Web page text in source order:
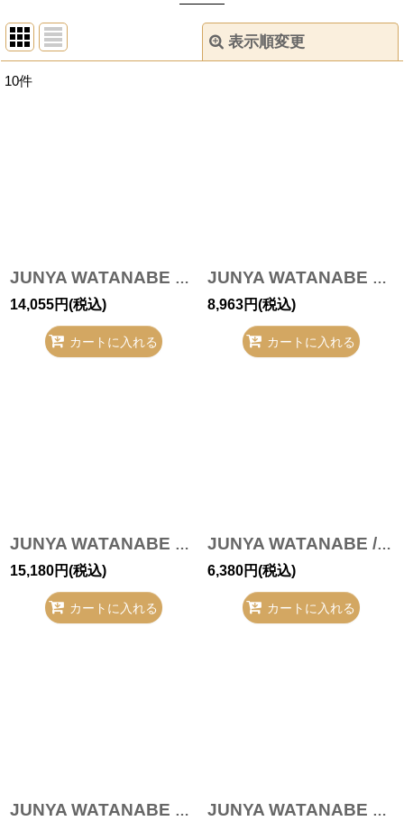
表示順変更
10件
JUNYA WATANABE MAN COMME des GARCONS MAN / 綿エステルデニム T-20-11-27-029-JY-pa-OD-ZH
14,055円(税込)
カートに入れる
JUNYA WATANABE MAN / チノパンツ T-20-09-26-027-JY-pa-OD-ZH
8,963円(税込)
カートに入れる
JUNYA WATANABE COMME des GARCONS ハラコスリッポン T-22-03-31-030-JY-sh-IN-ZH
15,180円(税込)
カートに入れる
JUNYA WATANABE /コラボスニーカー T-21-02-19-018-JY-gd-OD-ZH
6,380円(税込)
カートに入れる
JUNYA WATANABE MAN ボーダーTシャツ 20-09-13-1022-1-TS-JY-OD-ZH JUNYA WATANABE 中古 / Windstopper Deformed Trench Coat ブラック I-26-01-28-015-jc-HD-ZI